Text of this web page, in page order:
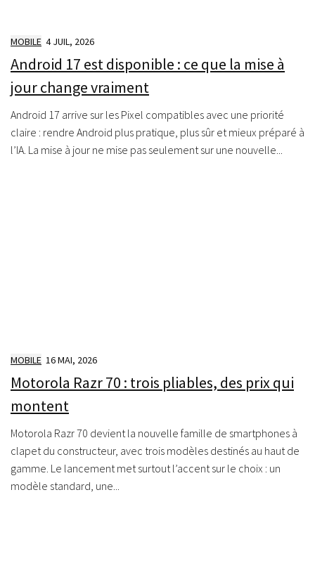
MOBILE 4 JUIL, 2026
Android 17 est disponible : ce que la mise à
jour change vraiment
Android 17 arrive sur les Pixel compatibles avec une priorité
claire : rendre Android plus pratique, plus sûr et mieux préparé à
l’IA. La mise à jour ne mise pas seulement sur une nouvelle...
MOBILE 16 MAI, 2026
Motorola Razr 70 : trois pliables, des prix qui
montent
Motorola Razr 70 devient la nouvelle famille de smartphones à
clapet du constructeur, avec trois modèles destinés au haut de
gamme. Le lancement met surtout l’accent sur le choix : un
modèle standard, une...